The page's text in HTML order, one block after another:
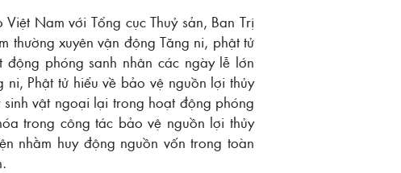
Nam với Tổng cục Thuỷ sản, Ban Trị
thường xuyên vận động Tăng ni, phật tử
phóng sanh nhân các ngày lễ lớn
Phật tử hiểu về bảo vệ nguồn lợi thủy
vật ngoại lại trong hoạt động phóng
trong công tác bảo vệ nguồn lợi thủy
nhằm huy động nguồn vốn trong toàn